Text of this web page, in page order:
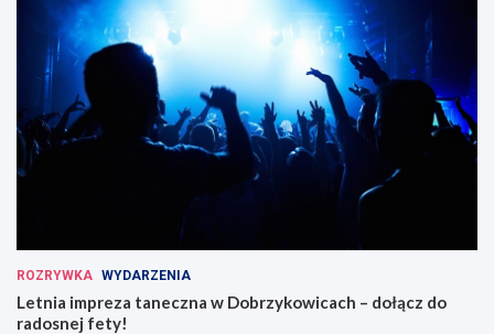
ROZRYWKA WYDARZENIA
Letnia impreza taneczna w Dobrzykowicach – dołącz do
radosnej fety!